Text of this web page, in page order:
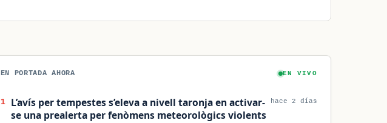
EN PORTADA AHORA EN VIVO
1
L’avís per tempestes s’eleva a nivell taronja en activar-
se una prealerta per fenòmens meteorològics violents
hace 2 días